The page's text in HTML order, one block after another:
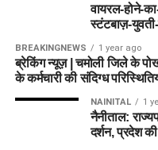
वायरल-होने-
स्टंटबाज़-युवती-
BREAKINGNEWS 1 year ago
ब्रेकिंग न्यूज़ | चमोली जिले के
के कर्मचारी की संदिग्ध
NAINITAL 1
नैनीताल:
दर्शन, प्रदेश